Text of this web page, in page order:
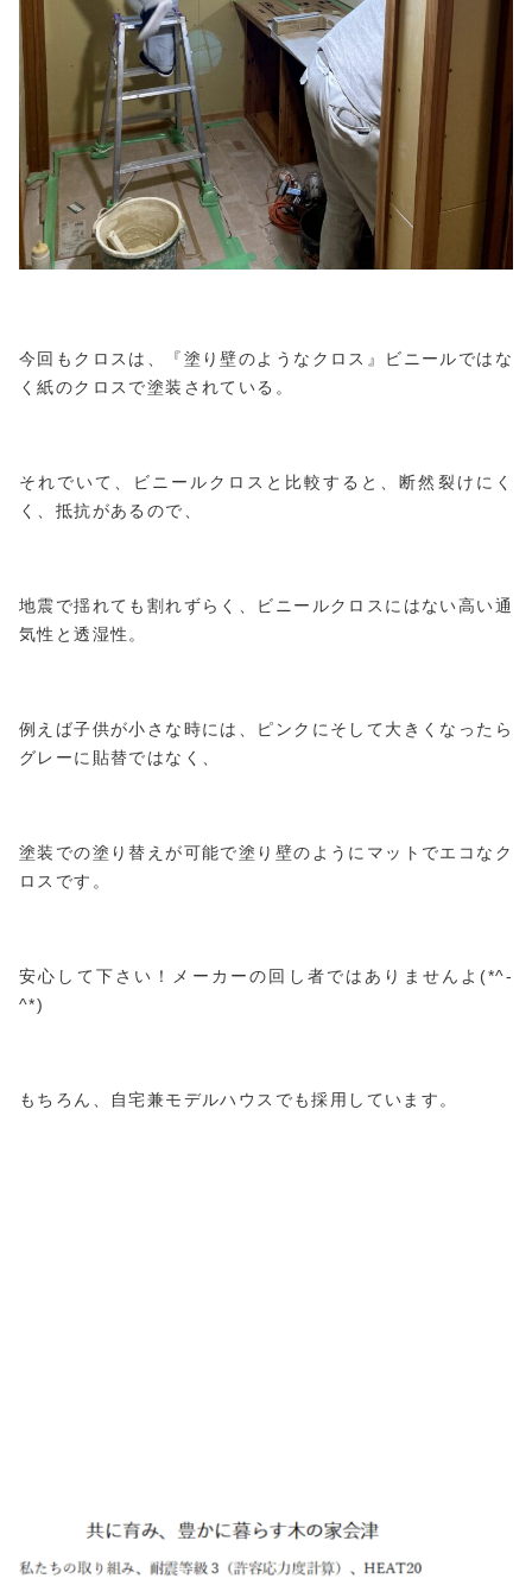
今回もクロスは、『塗り壁のようなクロス』ビニールではな
く紙のクロスで塗装されている。
それでいて、ビニールクロスと比較すると、断然裂けにく
く、抵抗があるので、
地震で揺れても割れずらく、ビニールクロスにはない高い通
気性と透湿性。
例えば子供が小さな時には、ピンクにそして大きくなったら
グレーに貼替ではなく、
塗装での塗り替えが可能で塗り壁のようにマットでエコなク
ロスです。
安心して下さい！メーカーの回し者ではありませんよ(*^-
^*)
もちろん、自宅兼モデルハウスでも採用しています。